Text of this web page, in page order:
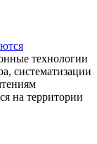
технологии
систематизации
на территории